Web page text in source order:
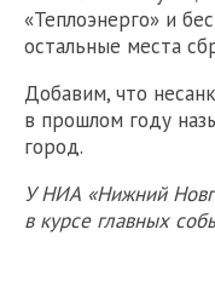
«Теплоэнерго» и
остальные места
Добавим, что
в прошлом году
город.
У НИА «Нижний
в курсе главных